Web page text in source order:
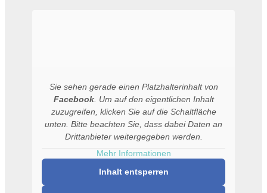
Sie sehen gerade einen Platzhalterinhalt von
Facebook. Um auf den eigentlichen Inhalt
zuzugreifen, klicken Sie auf die Schaltfläche
unten. Bitte beachten Sie, dass dabei Daten an
Drittanbieter weitergegeben werden.
Mehr Informationen
Inhalt entsperren